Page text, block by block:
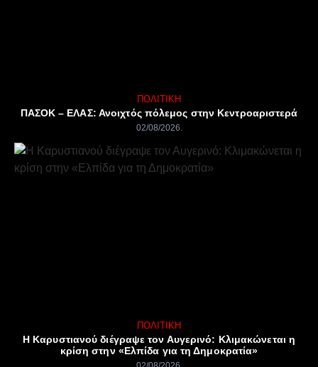
ΠΟΛΙΤΙΚΉ
ΠΑΣΟΚ – ΕΛΑΣ: Ανοιχτός πόλεμος στην Κεντροαριστερά
02/08/2026
ΠΟΛΙΤΙΚΉ
Η Καρυστιανού διέγραψε τον Αυγερινό: Κλιμακώνεται η
κρίση στην «Ελπίδα για τη Δημοκρατία»